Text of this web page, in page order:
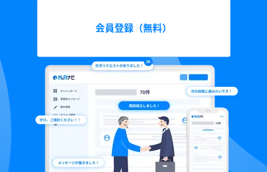
会員登録（無料）